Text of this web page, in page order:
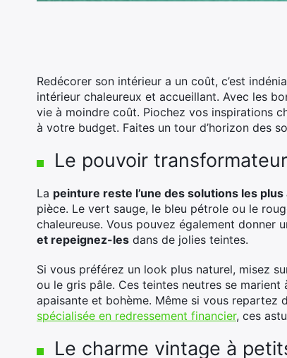
Redécorer son intérieur a un coût, c’est
intérieur chaleureux et accueillant. Avec les
vie à moindre coût. Piochez vos inspirations
à votre budget. Faites un tour d’horizon des
Le pouvoir
La peinture reste l’une des solutions les
pièce. Le vert sauge, le bleu pétrole ou le
chaleureuse. Vous pouvez également donner
et repeignez-les dans de jolies teintes.
Si vous préférez un look plus naturel, misez
ou le gris pâle. Ces teintes neutres se
apaisante et bohème. Même si vous repartez
spécialisée en redressement financier, ces
Le charme vintage à